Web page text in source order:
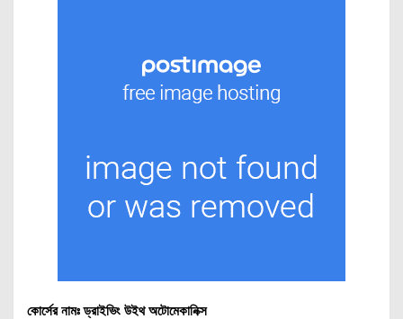
কোর্সের নামঃ ড্রাইভিং উইথ অটোমেকানিক্স